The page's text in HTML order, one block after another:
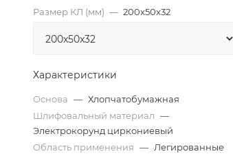
Размер КЛ (мм) — 200x50x32
Характеристики
Основа — Хлопчатобумажная
Шлифовальный материал —
Электрокорунд циркониевый
Область применения — Легированные